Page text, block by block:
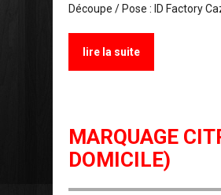
Découpe / Pose : ID Factory
lire la suite
MARQUAGE
DOMICILE)